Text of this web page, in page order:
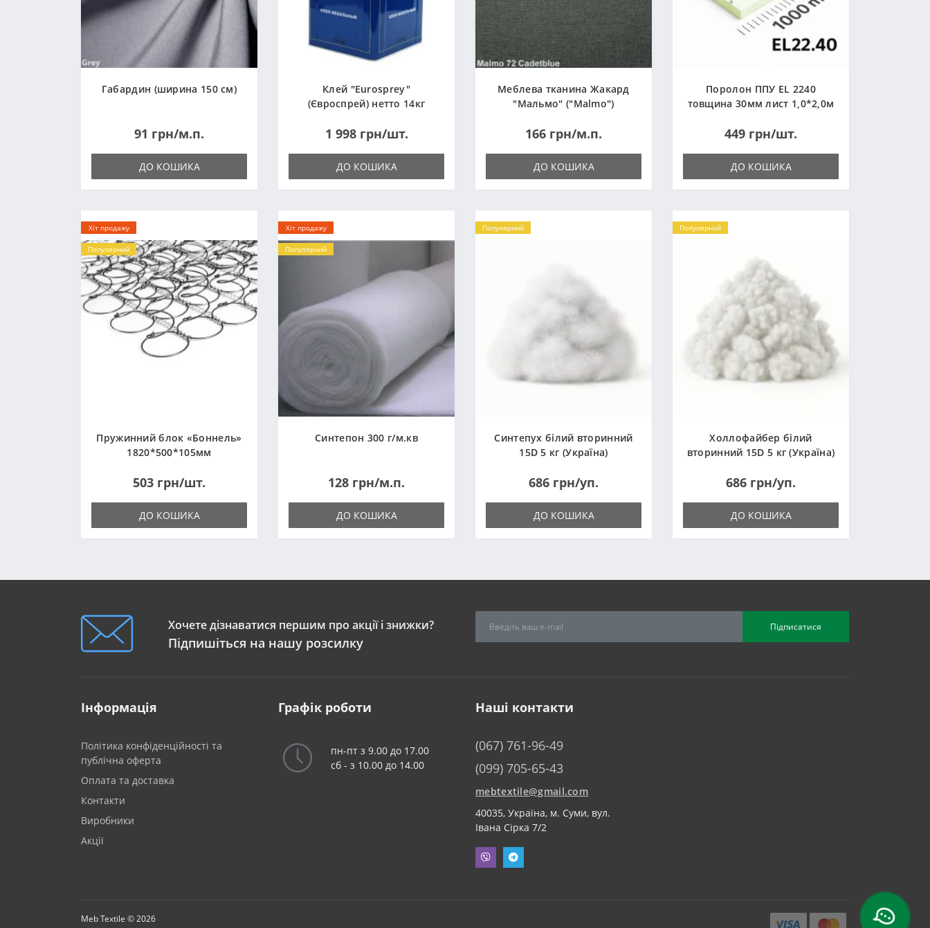
Габардин (ширина 150 см)
91 грн/м.п.
ДО КОШИКА
Клей "Eurosprey"
(Євроспрей) нетто 14кг
1 998 грн/шт.
ДО КОШИКА
Меблева тканина Жакард
"Мальмо" ("Malmo")
166 грн/м.п.
ДО КОШИКА
Поролон ППУ EL 2240
товщина 30мм лист 1,0*2,0м
449 грн/шт.
ДО КОШИКА
Хіт продажу
Популярний
Пружинний блок «Боннель»
1820*500*105мм
503 грн/шт.
ДО КОШИКА
Хіт продажу
Популярний
Синтепон 300 г/м.кв
128 грн/м.п.
ДО КОШИКА
Популярний
Синтепух білий вторинний
15D 5 кг (Україна)
686 грн/уп.
ДО КОШИКА
Популярний
Холлофайбер білий
вторинний 15D 5 кг (Україна)
686 грн/уп.
ДО КОШИКА
Хочете дізнаватися першим про акції і знижки?
Підпишіться на нашу розсилку
Підписатися
Інформація
Політика конфіденційності та
публічна оферта
Оплата та доставка
Контакти
Виробники
Акції
Графік роботи
пн-пт з 9.00 до 17.00
сб - з 10.00 до 14.00
Наші контакти
(067) 761-96-49
(099) 705-65-43
mebtextile@gmail.com
40035, Україна, м. Суми, вул.
Івана Сірка 7/2
Meb Textile © 2026